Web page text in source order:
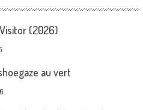
Visitor (2026)
au vert